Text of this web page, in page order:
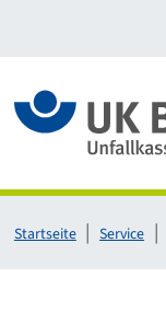
Startseite Service